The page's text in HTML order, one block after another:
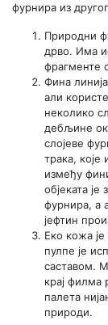
фурнира из
Природни
дрво. Има
фрагменте
Фина
али
неколико
дебљине
слојеве
трака, које
између
објеката
фурнира, а
јефтин
Еко кожа
пулпе је
саставом.
крај филма
палета
природи.